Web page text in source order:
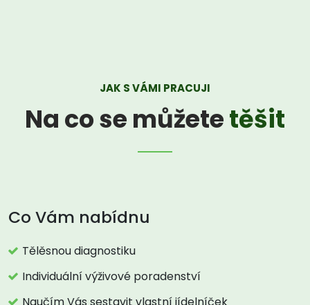
JAK S VÁMI PRACUJI
Na co se můžetetěšit
Co Vám nabídnu
Tělěsnou diagnostiku
Individuální výživové poradenství